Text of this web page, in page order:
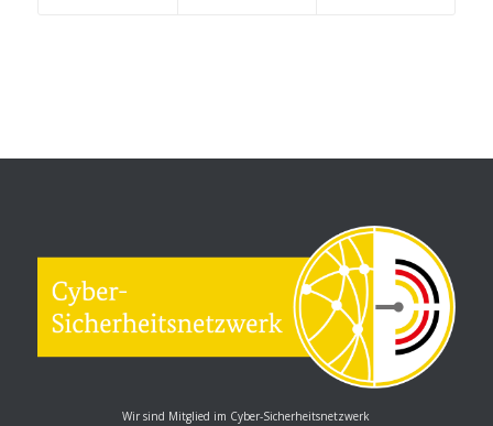
Wir sind Mitglied im Cyber-Sicherheitsnetzwerk